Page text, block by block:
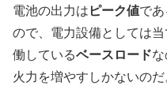
電池の出力は ピーク値で
ので、電力設備としては
働しているベースロード
火力を増やすしかないのだ